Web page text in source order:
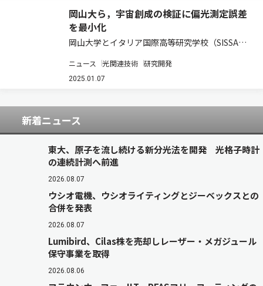
岡山大ら，宇宙創成の検証に偏光測定誤差
を最小化
岡山大学とイタリア国際高等研究学校（SISSA）
測定誤差を最小化する手法を発見した（ニュース
リリース）。 宇宙の熱いビックバンの残光と呼ば
ニュース 光関連技術 研究開発
2025.01.07
新着ニュース
東大、原子を流し続ける新分光法を開発 光格子時計
の連続計測へ前進
2026.08.07
ウシオ電機、ウシオライティングとジーベックスとの
合併を発表
2026.08.07
Lumibird、Cilas株を売却しレーザー・メガジュール
保守事業を取得
2026.08.06